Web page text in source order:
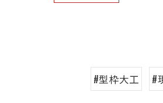
#型枠大工 #